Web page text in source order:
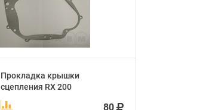
Прокладка крышки
сцепления RX 200
80